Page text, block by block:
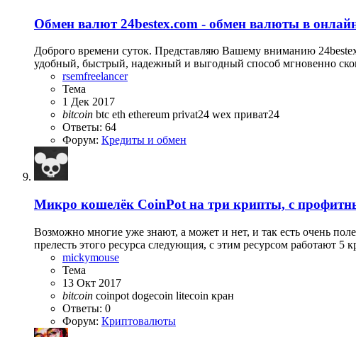
Обмен валют 24bestex.com - обмен валюты в
Доброго времени суток. Представляю Вашему вниманию
удобный, быстрый, надежный и выгодный способ мгновенно
rsemfreelancer
Тема
1 Дек 2017
bitcoin btc eth ethereum privat24 wex приват24
Ответы: 64
Форум: Кредиты и обмен
Микро кошелёк CoinPot на три крипты, с
Возможно многие уже знают, а может и нет, и так есть очень
прелесть этого ресурса следующия, с этим ресурсом работают 5
mickymouse
Тема
13 Окт 2017
bitcoin coinpot dogecoin litecoin кран
Ответы: 0
Форум: Криптовалюты